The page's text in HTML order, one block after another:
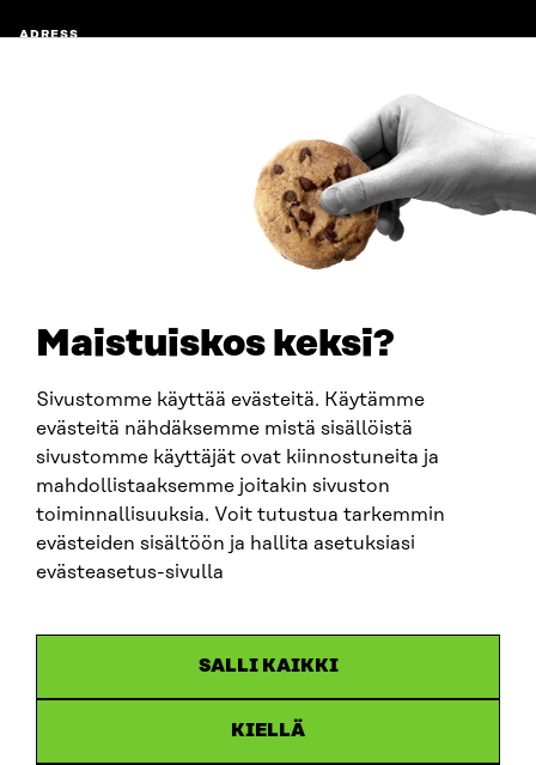
Maistuiskos keksi?
Sivustomme käyttää evästeitä. Käytämme
evästeitä nähdäksemme mistä sisällöistä
sivustomme käyttäjät ovat kiinnostuneita ja
mahdollistaaksemme joitakin sivuston
toiminnallisuuksia. Voit tutustua tarkemmin
evästeiden sisältöön ja hallita asetuksiasi
evästeasetus-sivulla
SALLI KAIKKI
KIELLÄ
ADRESS
fornamn.efternamn@sitra.fi
SITRA PÅ SOCIALA MEDIER
LinkedIn
Instagram
YouTube